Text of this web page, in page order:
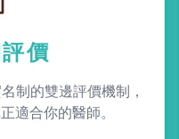
價
制的雙邊評價機制，
適合你的醫師。